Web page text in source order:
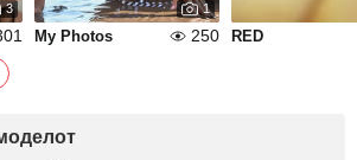
3 1
My Photos 250 RED